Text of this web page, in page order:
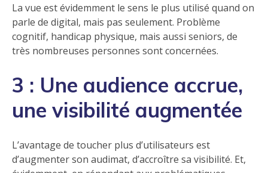
La vue est évidemment le sens le plus utilisé quand on
parle de digital, mais pas seulement. Problème
cognitif, handicap physique, mais aussi seniors, de
très nombreuses personnes sont concernées.
3 : Une audience accrue,
une visibilité augmentée
L’avantage de toucher plus d’utilisateurs est
d’augmenter son audimat, d’accroître sa visibilité. Et,